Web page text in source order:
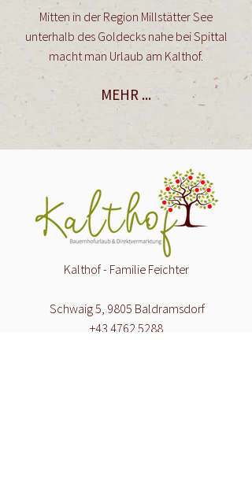
Mitten in der Region Millstätter See
unterhalb des Goldecks nahe bei Spittal
macht man Urlaub am Kalthof.
MEHR ...
Kalthof - Familie Feichter
Schwaig 5, 9805 Baldramsdorf
+43 4762 5288